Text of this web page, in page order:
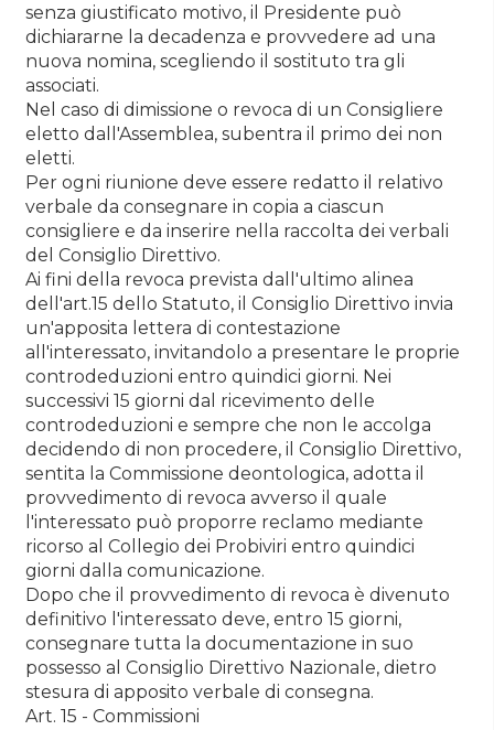
senza giustificato motivo, il Presidente può
dichiararne la decadenza e provvedere ad una
nuova nomina, scegliendo il sostituto tra gli
associati.
Nel caso di dimissione o revoca di un Consigliere
eletto dall'Assemblea, subentra il primo dei non
eletti.
Per ogni riunione deve essere redatto il relativo
verbale da consegnare in copia a ciascun
consigliere e da inserire nella raccolta dei verbali
del Consiglio Direttivo.
Ai fini della revoca prevista dall'ultimo alinea
dell'art.15 dello Statuto, il Consiglio Direttivo invia
un'apposita lettera di contestazione
all'interessato, invitandolo a presentare le proprie
controdeduzioni entro quindici giorni. Nei
successivi 15 giorni dal ricevimento delle
controdeduzioni e sempre che non le accolga
decidendo di non procedere, il Consiglio Direttivo,
sentita la Commissione deontologica, adotta il
provvedimento di revoca avverso il quale
l'interessato può proporre reclamo mediante
ricorso al Collegio dei Probiviri entro quindici
giorni dalla comunicazione.
Dopo che il provvedimento di revoca è divenuto
definitivo l'interessato deve, entro 15 giorni,
consegnare tutta la documentazione in suo
possesso al Consiglio Direttivo Nazionale, dietro
stesura di apposito verbale di consegna.
Art. 15 - Commissioni